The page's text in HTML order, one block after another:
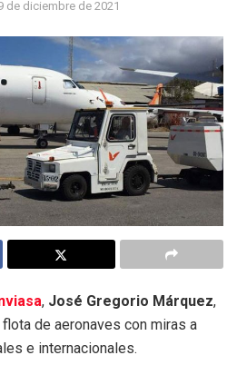
de diciembre de 2021
, José Gregorio Márquez,
de aeronaves con miras a
e internacionales.